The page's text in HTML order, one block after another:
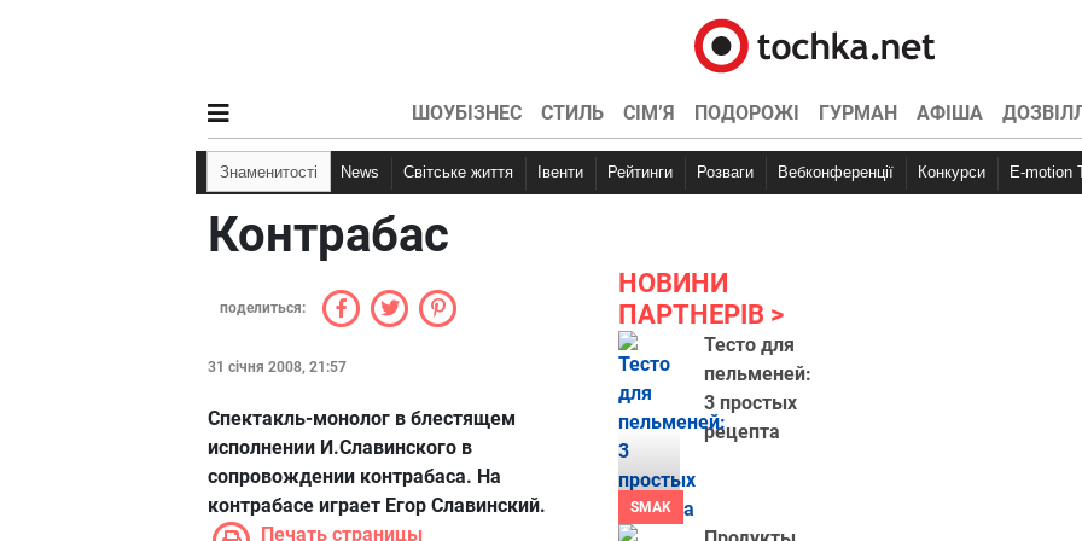
ШОУБІЗНЕС СТИЛЬ СІМ’Я ПОДОРОЖІ ГУРМАН АФІША
Знаменитості News Світське життя Івенти Рейтинги Розваги Вебконференції Конкурси E-motion
Контрабас
поделиться:
31 січня 2008, 21:57
Спектакль-монолог в блестящем
исполнении И.Славинского в
сопровождении контрабаса. На
контрабасе играет Егор Славинский.
Печать страницы
НОВИНИ
ПАРТНЕРІВ
SMAK
Тесто для
пельменей:
3 простых
рецепта